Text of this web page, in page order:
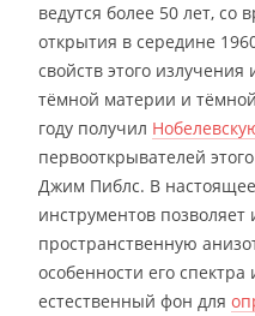
ведутся более 50 лет, со
открытия в середине
свойств этого
тёмной материи и
году получил
первооткрывателей
Джим Пиблс. В
инструментов позволяет
пространственную
особенности его спектра
естественный фон для